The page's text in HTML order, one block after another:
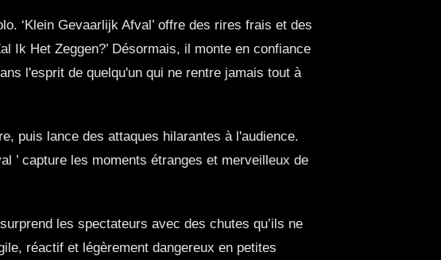
‘Klein Gevaarlijk Afval’ offre des rires frais et des
Ik Het Zeggen?’ Désormais, il monte en confiance
l'esprit de quelqu'un qui ne rentre jamais tout à
puis lance des attaques hilarantes à l'audience.
’ capture les moments étranges et merveilleux de
les spectateurs avec des chutes qu’ils ne
réactif et légèrement dangereux en petites